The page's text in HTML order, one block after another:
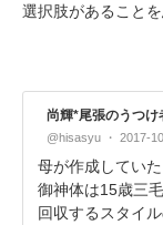
選択肢があること
尚輝*尾張のうつけ
@hisasyu 2017-
母が作成してい
御神体は15歳三
回収するスタイ